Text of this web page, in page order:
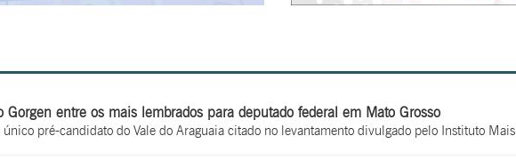
Gorgen entre os mais lembrados para deputado federal em Mato Grosso
único pré-candidato do Vale do Araguaia citado no levantamento divulgado pelo Instituto Mais